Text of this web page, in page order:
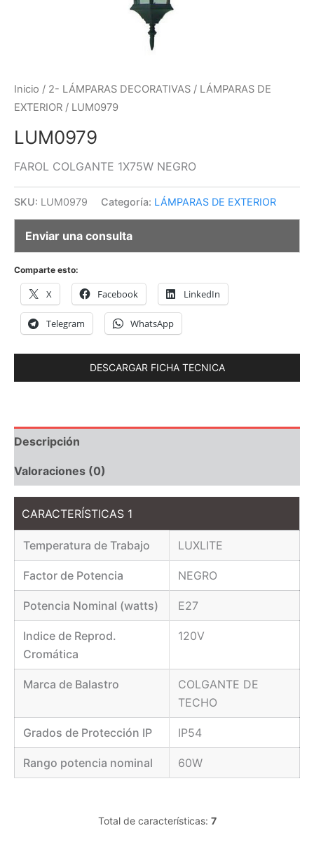
Inicio / 2- LÁMPARAS DECORATIVAS / LÁMPARAS DE
EXTERIOR / LUM0979
LUM0979
FAROL COLGANTE 1X75W NEGRO
SKU: LUM0979 Categoría: LÁMPARAS DE EXTERIOR
Enviar una consulta
Comparte esto:
X Facebook LinkedIn
Telegram WhatsApp
DESCARGAR FICHA TECNICA
Descripción
Valoraciones (0)
CARACTERÍSTICAS 1
Temperatura de Trabajo LUXLITE
Factor de Potencia NEGRO
Potencia Nominal (watts) E27
Indice de Reprod.
Cromática
120V
Marca de Balastro
COLGANTE DE
TECHO
Grados de Protección IP IP54
Rango potencia nominal 60W
Total de características: 7